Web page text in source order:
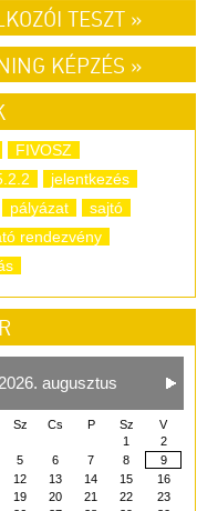
TESZT »
KÉPZÉS »
FIVOSZ
jelentkezés
pályázat
sajtó
rendezvény
2026. augusztus
Sz Cs P Sz
V
1
2
5 6 7 8
9
12 13 14 15
16
19 20 21 22
23